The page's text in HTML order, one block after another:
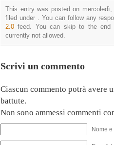
This entry was posted on
filed under . You can follow any
2.0 feed. You can skip to the end
currently not allowed.
Scrivi un commento
Ciascun commento potrà avere
battute.
Non sono ammessi commenti
Nome